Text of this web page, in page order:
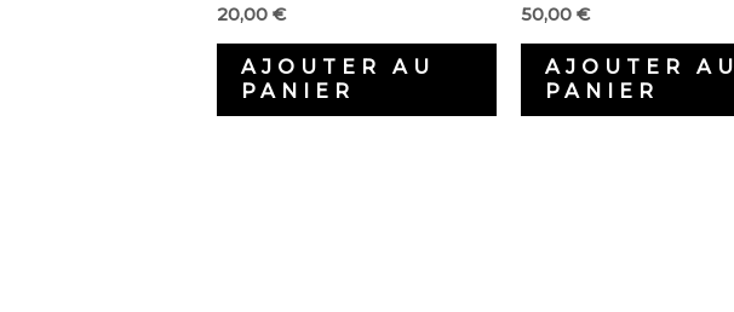
20,00 €
AJOUTER AU
PANIER
50,00€
AJOUTER AU
PANIER